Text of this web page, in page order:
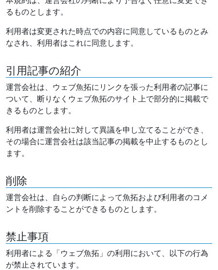
るものとします。
利用者は変更された時点での内容に同意しているものとみ
なされ、利用者はこれに同意します。
引用記事の紹介
運営会社は、ウェブ魚拓にリンクを張った利用者の記事に
ついて、断りなくウェブ魚拓のサイト上で部分的に掲載で
きるものとします。
利用者は運営会社に対して異議を申し立てることができ、
その場合に運営会社は該当記事の掲載を中止するものとし
ます。
削除
運営会社は、自らの判断によって魚拓および利用者のコメ
ントを削除することができるものとします。
禁止事項
利用者による「ウェブ魚拓」の利用において、以下の行為
が禁止されています。